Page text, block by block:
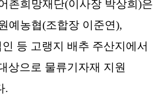
촌희망재단(이사장 박상희 )은
예농협(조합장 이준연),
등 고랭지 배추 주산지에서
상으로 물류기자재 지원
.